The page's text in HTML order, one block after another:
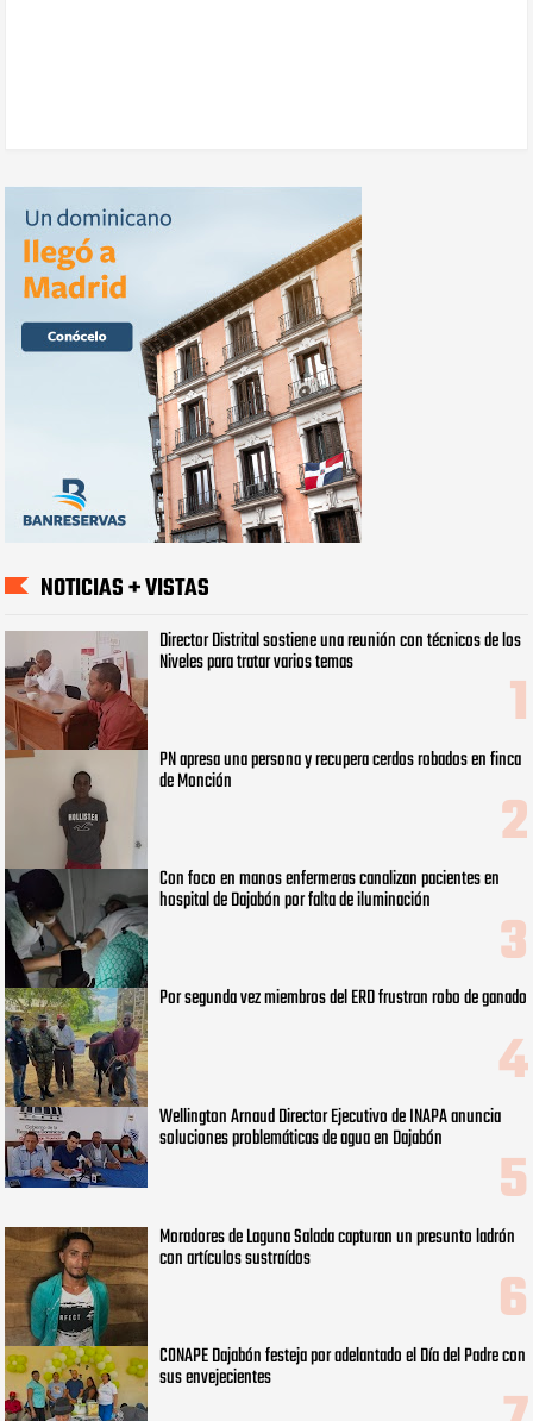
NOTICIAS + VISTAS
Director Distrital sostiene una reunión con técnicos de los
Niveles para tratar varios temas
PN apresa una persona y recupera cerdos robados en finca
de Monción
Con foco en manos enfermeras canalizan pacientes en
hospital de Dajabón por falta de iluminación
Por segunda vez miembros del ERD frustran robo de ganado
Wellington Arnaud Director Ejecutivo de INAPA anuncia
soluciones problemáticas de agua en Dajabón
Moradores de Laguna Salada capturan un presunto ladrón
con artículos sustraídos
CONAPE Dajabón festeja por adelantado el Día del Padre con
sus envejecientes